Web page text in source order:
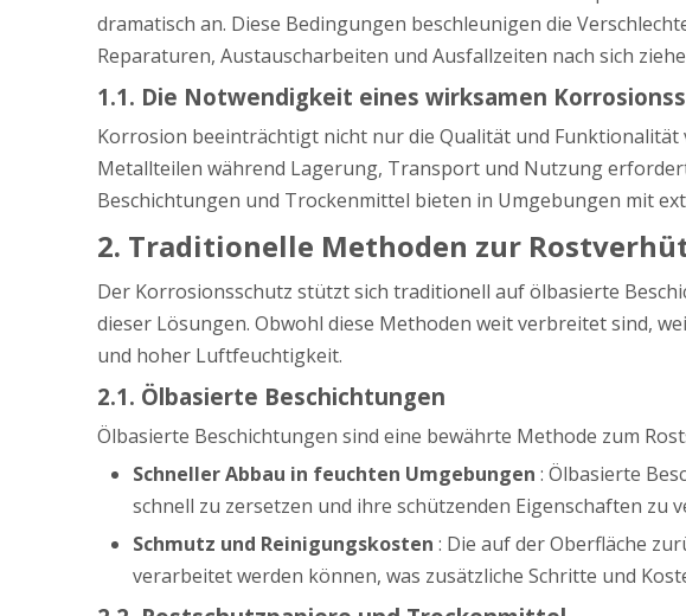
dramatisch an. Diese Bedingungen beschleunigen die
Reparaturen, Austauscharbeiten und Ausfallzeiten nach sich
1.1. Die Notwendigkeit eines wirksamen
Korrosion beeinträchtigt nicht nur die Qualität und
Metallteilen während Lagerung, Transport und Nutzung
Beschichtungen und Trockenmittel bieten in Umgebungen mit
2. Traditionelle Methoden zur
Der Korrosionsschutz stützt sich traditionell auf ölbasierte
dieser Lösungen. Obwohl diese Methoden weit verbreitet sind,
und hoher Luftfeuchtigkeit.
2.1. Ölbasierte Beschichtungen
Ölbasierte Beschichtungen sind eine bewährte Methode zum
Schneller Abbau in feuchten Umgebungen : Ölbasierte
schnell zu zersetzen und ihre schützenden Eigenschaften zu
Schmutz und Reinigungskosten : Die auf der Oberfläche
verarbeitet werden können, was zusätzliche Schritte und